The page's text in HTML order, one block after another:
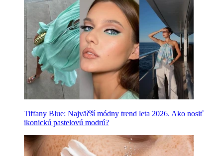
Tiffany Blue: Najväčší módny trend leta 2026. Ako nosiť
ikonickú pastelovú modrú?